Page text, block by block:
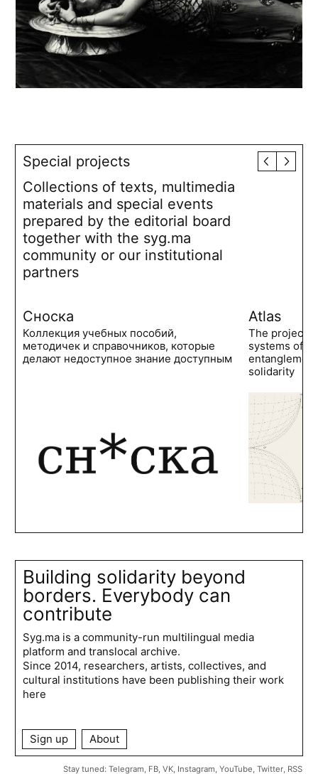
Special projects
Collections of texts, multimedia
materials and special events
prepared by the editorial board
together with the syg.ma
community or our institutional
partners
Сноска
Коллекция учебных пособий,
методичек и справочников, которые
делают недоступное знание доступным
Atlas
The project
systems of
solidarity
Building solidarity beyond
borders. Everybody can
contribute
Syg.ma is a community-run multilingual media
platform and translocal archive.
Since 2014, researchers, artists, collectives, and
cultural institutions have been publishing their work
here
Sign up About
Stay tuned: Telegram, FB, VK, Instagram, YouTube, Twitter, RSS